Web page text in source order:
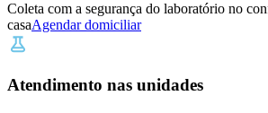
Coleta com a segurança do laboratório no
casaAgendar domiciliar
Atendimento nas unidades